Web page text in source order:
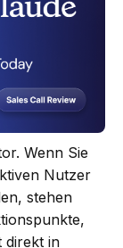
Wenn Sie
Nutzer
stehen
direkt in